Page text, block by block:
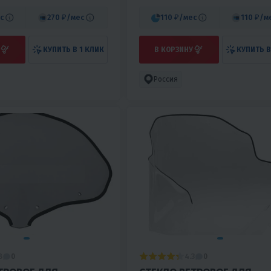
270 ₽ /мес
КУПИТЬ В 1 КЛИК
110 ₽ /мес 110 ₽ /
В КОРЗИНУ КУПИТЬ
Россия